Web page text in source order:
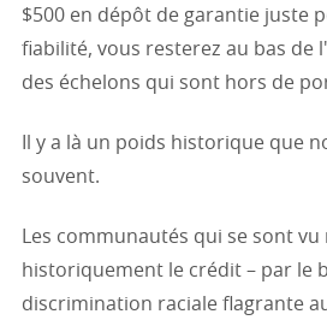
$500 en dépôt de garantie juste
fiabilité, vous resterez au bas de
des échelons qui sont hors de
Il y a là un poids historique que
souvent.
Les communautés qui se sont
historiquement le crédit – par le
discrimination raciale flagrante